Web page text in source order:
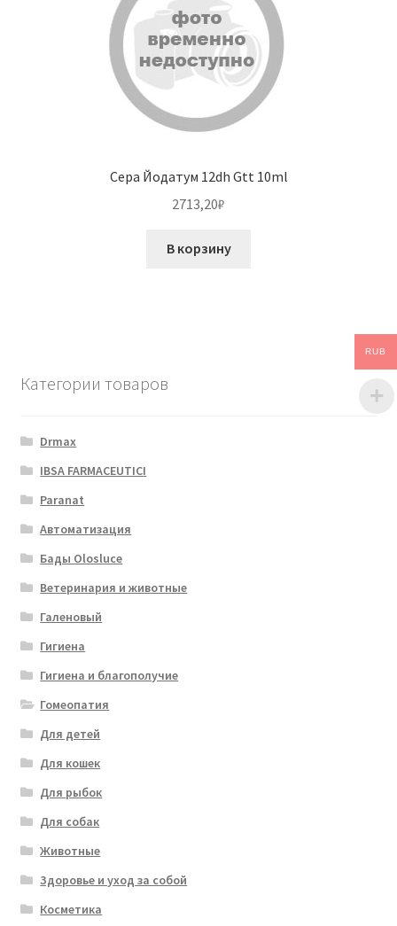
Сера Йодатум 12dh Gtt 10ml
2713,20₽
В корзину
Категории товаров
Drmax
IBSA FARMACEUTICI
Paranat
Автоматизация
Бады Olosluce
Ветеринария и животные
Галеновый
Гигиена
Гигиена и благополучие
Гомеопатия
Для детей
Для кошек
Для рыбок
Для собак
Животные
Здоровье и уход за собой
Косметика
RUB